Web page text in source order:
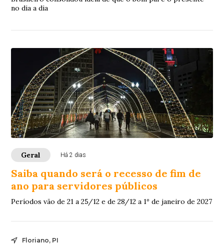
no dia a dia
Geral Há 2 dias
Saiba quando será o recesso de fim de
ano para servidores públicos
Períodos vão de 21 a 25/12 e de 28/12 a 1º de janeiro de 2027
Floriano, PI